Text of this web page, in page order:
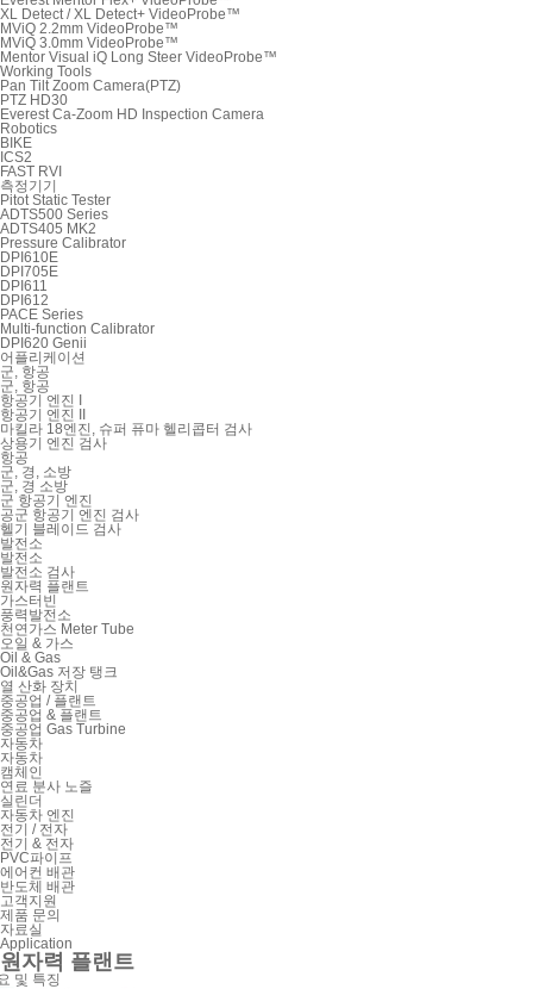
XL Detect / XL Detect+ VideoProbe™
MViQ 2.2mm VideoProbe™
MViQ 3.0mm VideoProbe™
Mentor Visual iQ Long Steer VideoProbe™
Working Tools
Pan Tilt Zoom Camera(PTZ)
PTZ HD30
Everest Ca-Zoom HD Inspection Camera
Robotics
BIKE
ICS2
FAST RVI
측정기기
Pitot Static Tester
ADTS500 Series
ADTS405 MK2
Pressure Calibrator
DPI610E
DPI705E
DPI611
DPI612
PACE Series
Multi-function Calibrator
DPI620 Genii
어플리케이션
군, 항공
군, 항공
항공기 엔진 I
항공기 엔진 II
마킬라 18엔진, 슈퍼 퓨마 헬리콥터 검사
상용기 엔진 검사
항공
군, 경, 소방
군, 경 소방
군 항공기 엔진
공군 항공기 엔진 검사
헬기 블레이드 검사
발전소
발전소
발전소 검사
원자력 플랜트
가스터빈
풍력발전소
천연가스 Meter Tube
오일 & 가스
Oil & Gas
Oil&Gas 저장 탱크
열 산화 장치
중공업 / 플랜트
중공업 & 플랜트
중공업 Gas Turbine
자동차
자동차
캠체인
연료 분사 노즐
실린더
자동차 엔진
전기 / 전자
전기 & 전자
PVC파이프
에어컨 배관
반도체 배관
고객지원
제품 문의
자료실
Application
원자력 플랜트
및 특징